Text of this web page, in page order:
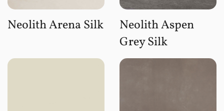
Neolith Arena Silk
Neolith Aspen
Grey Silk